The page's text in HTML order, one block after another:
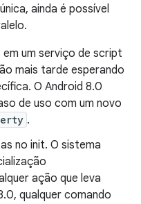
ainda é possível
um serviço de script
mais tarde esperando
O Android 8.0
de uso com um novo
.
no init. O sistema
ação que leva
qualquer comando